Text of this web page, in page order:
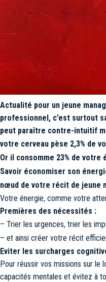
Actualité pour un jeune
professionnel, c’est surtout
peut paraître contre-intuitif
votre cerveau pèse 2,3% de
Or il consomme 23% de
Savoir économiser son
nœud de votre récit de jeune
Votre énergie, comme votre
Premières des nécessités :
– Trier les urgences, trier les
– et ainsi créer votre récit
Eviter les surcharges
Pour réussir vos missions sur le
capacités mentales et évitez à